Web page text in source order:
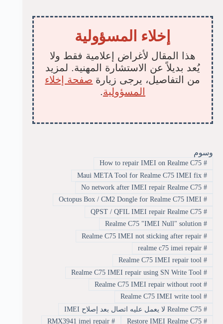
إخلاء المسؤولية
هذا المقال لأغراض إعلامية فقط ولا
يُعد بديلاً عن الاستشارة المهنية. لمزيد
من التفاصيل، يرجى زيارة صفحة إخلاء
المسؤولية.
وسوم
#
How to repair IMEI on Realme C75
#
Maui META Tool for Realme C75 IMEI fix
#
No network after IMEI repair Realme C75
#
Octopus Box / CM2 Dongle for Realme C75 IMEI
#
QPST / QFIL IMEI repair Realme C75
#
Realme C75 "IMEI Null" solution
#
Realme C75 IMEI not sticking after repair
#
realme c75 imei repair
#
Realme C75 IMEI repair tool
#
Realme C75 IMEI repair using SN Write Tool
#
Realme C75 IMEI repair without root
#
Realme C75 IMEI write tool
#Realme C75 لا يعمل عليه اتصال بعد إصلاح IMEI
#
Restore IMEI Realme C75
#
RMX3941 imei repair